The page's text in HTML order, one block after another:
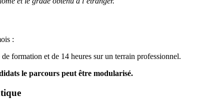
:
formation et de 14 heures sur un terrain professionnel.
le parcours peut être modularisé.